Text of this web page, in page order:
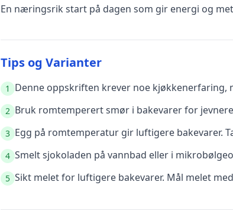
En næringsrik start på dagen som gir energi og
Tips og Varianter
1 Denne oppskriften krever noe
2 Bruk romtemperert smør i bakevarer for
3 Egg på romtemperatur gir luftigere bakevarer.
4 Smelt sjokoladen på vannbad eller i
5 Sikt melet for luftigere bakevarer. Mål melet